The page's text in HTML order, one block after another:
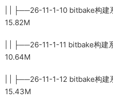
| | ├──26-11-1-10 bitbake构建
15.82M
| | ├──26-11-1-11 bitbake构建
10.64M
| | ├──26-11-1-12 bitbake构
15.43M